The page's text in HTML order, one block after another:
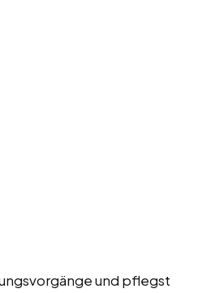
und pflegst